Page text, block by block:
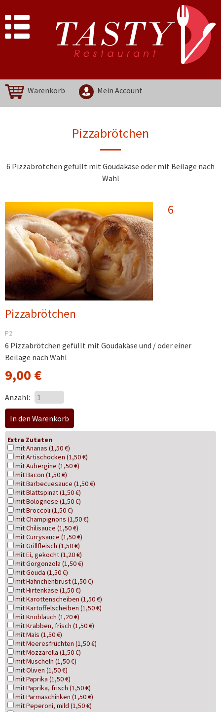
Warenkorb Mein Account
Pizzabrötchen
6 Pizzabrötchen gefüllt mit Goudakäse oder mit Beilage nach
Wahl
6
Pizzabrötchen
P2
6 Pizzabrötchen gefüllt mit Goudakäse und / oder einer
Beilage nach Wahl
9,00 €
Anzahl:
Extra Zutaten
mit Ananas (1,50 €)
mit Artischocken (1,50 €)
mit Aubergine (1,50 €)
mit Bacon (1,50 €)
mit Barbecuesauce (1,50 €)
mit Blattspinat (1,50 €)
mit Bolognese (1,50 €)
mit Broccoli (1,50 €)
mit Champignons (1,50 €)
mit Chilisauce (1,50 €)
mit Currysauce (1,50 €)
mit Grillfleisch (1,50 €)
mit Ei, gekocht (1,20 €)
mit Gorgonzola (1,50 €)
mit Gouda (1,50 €)
mit Hähnchenbrust (1,50 €)
mit Hirtenkäse (1,50 €)
mit Karottenscheiben (1,50 €)
mit Kartoffelscheiben (1,50 €)
mit Knoblauch (1,20 €)
mit Krabben, frisch (1,50 €)
mit Mais (1,50 €)
mit Meeresfrüchten (1,50 €)
mit Mozzarella (1,50 €)
mit Muscheln (1,50 €)
mit Oliven (1,50 €)
mit Paprika (1,50 €)
mit Paprika, frisch (1,50 €)
mit Parmaschinken (1,50 €)
mit Peperoni, mild (1,50 €)